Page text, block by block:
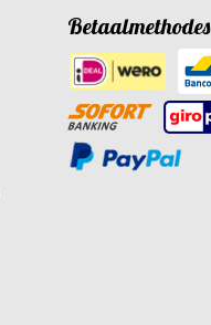
Betaalmethodes